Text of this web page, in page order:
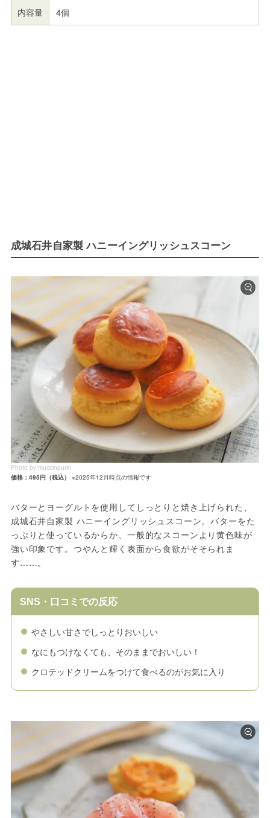
内容量 4個
成城石井自家製 ハニーイングリッシュスコーン
Photo by muccinpurin
価格：495円（税込）
※2025年12月時点の情報です
バターとヨーグルトを使用してしっとりと焼き上げられた、
成城石井自家製 ハニーイングリッシュスコーン。バターをた
っぷりと使っているからか、一般的なスコーンより黄色味が
強い印象です。つやんと輝く表面から食欲がそそられま
す……。
SNS・口コミでの反応
やさしい甘さでしっとりおいしい
なにもつけなくても、そのままでおいしい！
クロテッドクリームをつけて食べるのがお気に入り